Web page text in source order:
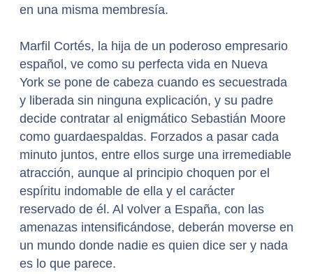
en una misma membresía.
Marfil Cortés, la hija de un poderoso empresario
español, ve como su perfecta vida en Nueva
York se pone de cabeza cuando es secuestrada
y liberada sin ninguna explicación, y su padre
decide contratar al enigmático Sebastián Moore
como guardaespaldas. Forzados a pasar cada
minuto juntos, entre ellos surge una irremediable
atracción, aunque al principio choquen por el
espíritu indomable de ella y el carácter
reservado de él. Al volver a España, con las
amenazas intensificándose, deberán moverse en
un mundo donde nadie es quien dice ser y nada
es lo que parece.